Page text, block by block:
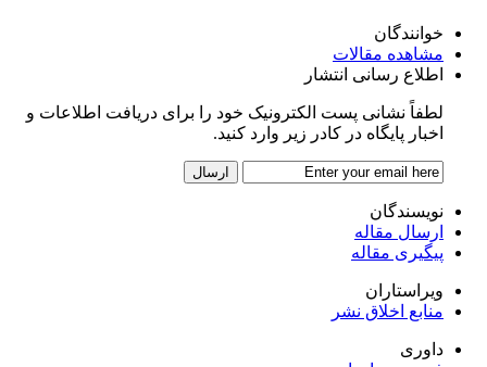
خوانندگان
مشاهده مقالات
اطلاع رسانی انتشار
لطفاً نشانی پست الکترونیک خود را برای دریافت اطلاعات و
اخبار پایگاه در کادر زیر وارد کنید.
نویسندگان
ارسال مقاله
پیگیری مقاله
ویراستاران
منابع اخلاق نشر
داوری